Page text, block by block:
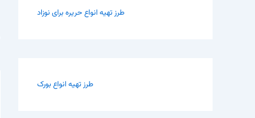
طرز تهیه انواع حریره برای نوزاد
طرز تهیه انواع بورک